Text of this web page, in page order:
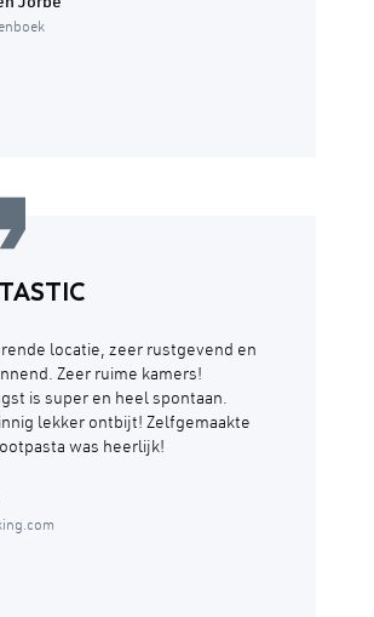
Jorbe
locatie, zeer rustgevend en
Zeer ruime kamers!
is super en heel spontaan.
lekker ontbijt! Zelfgemaakte
was heerlijk!